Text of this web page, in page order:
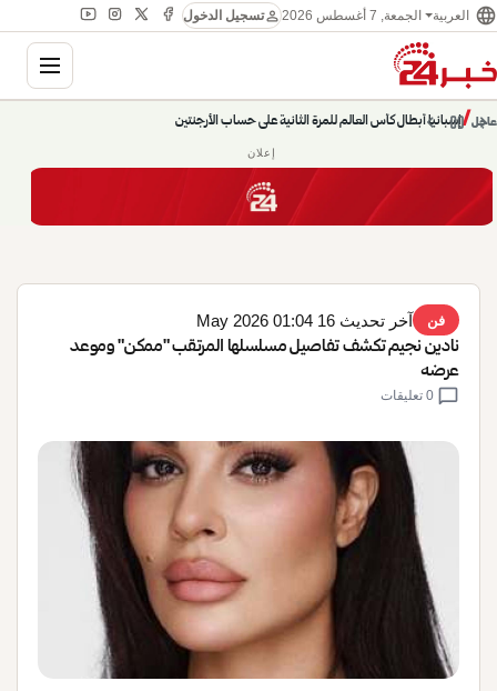
language العربية الجمعة, 7 أغسطس 2026 personتسجيل الدخول
عاجل/
إسبانيا أبطال كأس العالم للمرة الثانية على حساب الأرجنتين
حديث الساعة: سيناريوهات قادمة 745
chevron_right
pause
chevron_left
إعلان
فن آخر تحديث 16 May 2026 01:04
نادين نجيم تكشف تفاصيل مسلسلها المرتقب "ممكن" وموعد
عرضه
chat_bubble